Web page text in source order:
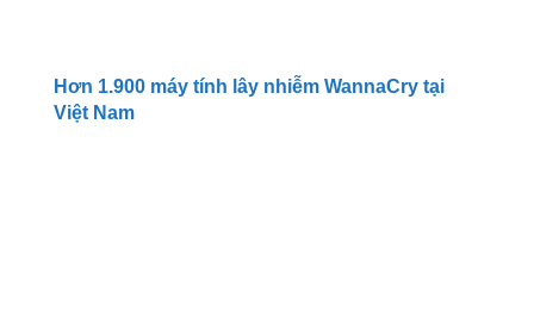
Hơn 1.900 máy tính lây nhiễm WannaCry tại
Việt Nam